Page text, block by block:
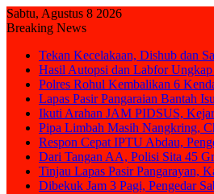
Sabtu, Agustus 8 2026
Breaking News
Tekan Kecelakaan, Dishub dan
Hasil Autopsi dan Labfor
Polres Rohul Kembalikan 6
Lapas Pasir Pangaraian Bantah
Ikuti Arahan JAM PIDSUS,
Pipa Limbah Masih Nangkring,
Respon Cepat IPTU Abdau,
Dari Tangan AA, Polisi Sita 45
Tinjau Lapas Pasir Pangarayan,
Dibekuk Jam 3 Pagi, Pengedar